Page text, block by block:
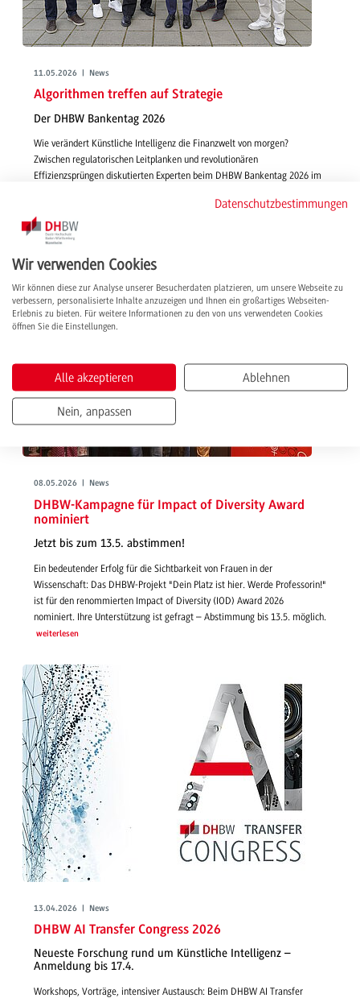
11.05.2026 | News
Algorithmen treffen auf Strategie
Der DHBW Bankentag 2026
Wie verändert Künstliche Intelligenz die Finanzwelt von morgen?
Zwischen regulatorischen Leitplanken und revolutionären
Effizienzsprüngen diskutierten Experten beim DHBW Bankentag 2026 im
08.05.2026 | News
DHBW-Kampagne für Impact of Diversity Award
nominiert
Jetzt bis zum 13.5. abstimmen!
Ein bedeutender Erfolg für die Sichtbarkeit von Frauen in der
Wissenschaft: Das DHBW-Projekt "Dein Platz ist hier. Werde Professorin!"
ist für den renommierten Impact of Diversity (IOD) Award 2026
nominiert. Ihre Unterstützung ist gefragt – Abstimmung bis 13.5. möglich.
weiterlesen
13.04.2026 | News
DHBW AI Transfer Congress 2026
Neueste Forschung rund um Künstliche Intelligenz –
Anmeldung bis 17.4.
Workshops, Vorträge, intensiver Austausch: Beim DHBW AI Transfer
Datenschutzbestimmungen
Wir verwenden Cookies
Wir können diese zur Analyse unserer Besucherdaten platzieren, um unsere Webseite zu
verbessern, personalisierte Inhalte anzuzeigen und Ihnen ein großartiges Webseiten-
Erlebnis zu bieten. Für weitere Informationen zu den von uns verwendeten Cookies
öffnen Sie die Einstellungen.
Alle akzeptieren Ablehnen
Nein, anpassen